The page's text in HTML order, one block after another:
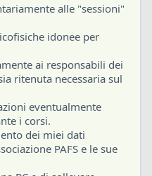
alle "sessioni"
idonee per
ai responsabili dei
ritenuta necessaria sul
eventualmente
i corsi.
dei miei dati
PAFS e le sue